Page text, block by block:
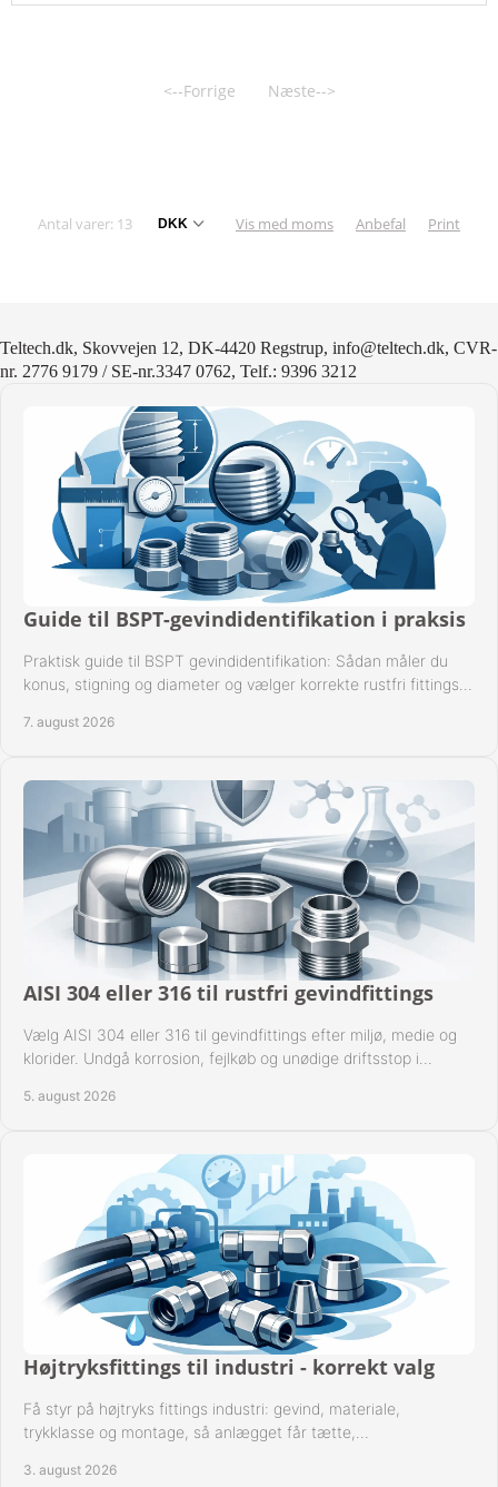
<--Forrige Næste-->
Antal varer: 13 Vis med moms Anbefal Print
Teltech.dk, Skovvejen 12, DK-4420 Regstrup, info@teltech.dk, CVR-
nr. 2776 9179 / SE-nr.3347 0762, Telf.: 9396 3212
Guide til BSPT-gevindidentifikation i praksis
Praktisk guide til BSPT gevindidentifikation: Sådan måler du
konus, stigning og diameter og vælger korrekte rustfri fittings
7. august 2026
AISI 304 eller 316 til rustfri gevindfittings
Vælg AISI 304 eller 316 til gevindfittings efter miljø, medie og
klorider. Undgå korrosion, fejlkøb og unødige driftsstop i
5. august 2026
Højtryksfittings til industri - korrekt valg
Få styr på højtryks fittings industri: gevind, materiale,
trykklasse og montage, så anlægget får tætte,
3. august 2026